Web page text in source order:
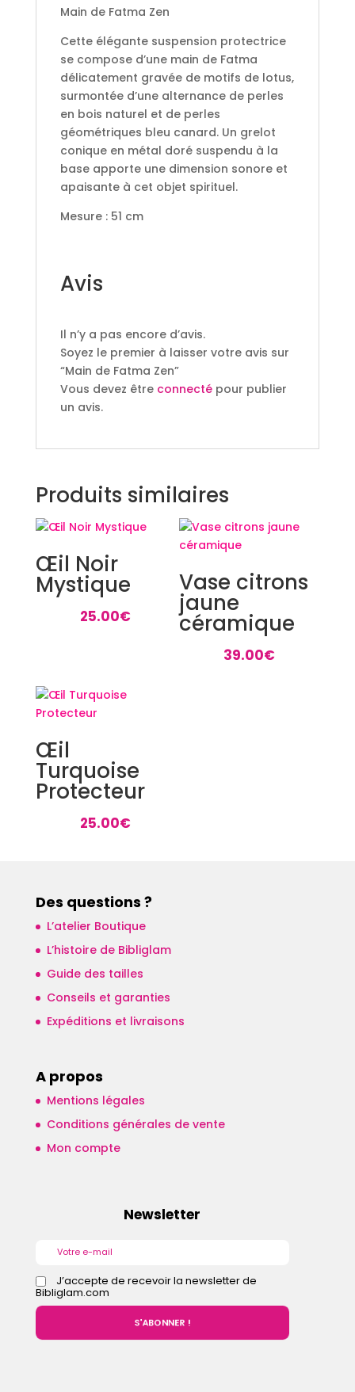
Main de Fatma Zen
Cette élégante suspension protectrice
se compose d’une main de Fatma
délicatement gravée de motifs de lotus,
surmontée d’une alternance de perles
en bois naturel et de perles
géométriques bleu canard. Un grelot
conique en métal doré suspendu à la
base apporte une dimension sonore et
apaisante à cet objet spirituel.
Mesure : 51 cm
Avis
Il n’y a pas encore d’avis.
Soyez le premier à laisser votre avis sur
“Main de Fatma Zen”
Vous devez être connectépour publier
un avis.
Produits similaires
Œil Noir
Mystique
25.00€
Vase citrons
jaune
céramique
39.00€
Œil
Turquoise
Protecteur
25.00€
Des questions ?
L’atelier Boutique
L’histoire de Bibliglam
Guide des tailles
Conseils et garanties
Expéditions et livraisons
A propos
Mentions légales
Conditions générales de vente
Mon compte
Newsletter
J’accepte de recevoir la newsletter de
Bibliglam.com